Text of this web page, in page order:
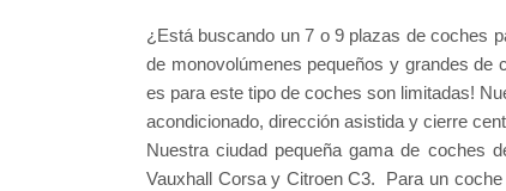
¿Está buscando un 7 o 9 plazas de coches
de monovolúmenes pequeños y grandes de
es para este tipo de coches son limitadas!
acondicionado, dirección asistida y cierre
Nuestra ciudad pequeña gama de coches
Vauxhall Corsa y Citroen C3. Para un